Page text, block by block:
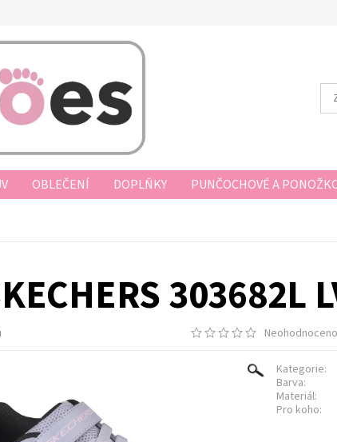
OBLEČENÍ DOPLŇKY PUNČOCHOVÉ A
303682L
Neohodnoceno
Kategorie:
Barva:
Materiál:
Pro koho: